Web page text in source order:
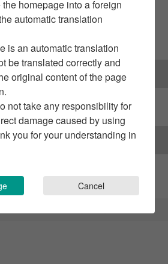
から探す
せ
homepage into a foreign
automatic translation
is an automatic translation
be translated correctly and
original content of the page
not take any responsibility for
damage caused by using
you for your understanding in
Cancel